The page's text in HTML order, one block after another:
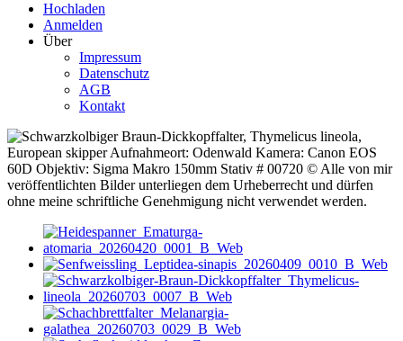
Hochladen
Anmelden
Über
Impressum
Datenschutz
AGB
Kontakt